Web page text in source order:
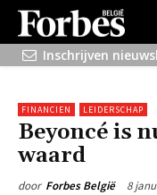
Inschrijven
FINANCIEN LEIDERSCHAP
Beyoncé is
waard
door Forbes België 8